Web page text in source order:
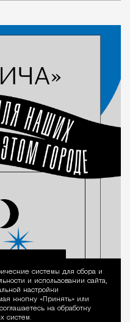
системы для сбора и
и использовании сайта,
настройки
кнопку «Принять» или
на обработку
систем.